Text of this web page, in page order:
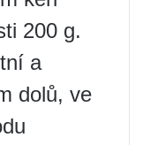
200 g.
a
dolů, ve